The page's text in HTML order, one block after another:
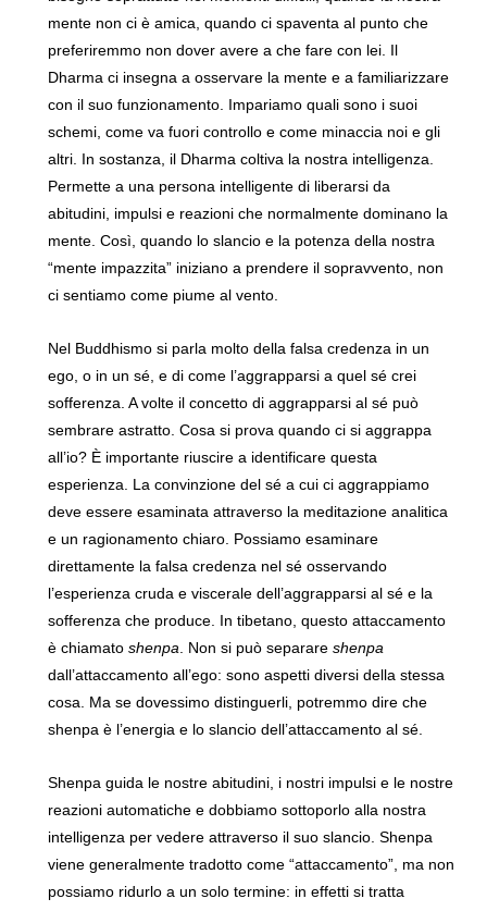
mente non ci è amica, quando ci spaventa al punto che
preferiremmo non dover avere a che fare con lei. Il
Dharma ci insegna a osservare la mente e a familiarizzare
con il suo funzionamento. Impariamo quali sono i suoi
schemi, come va fuori controllo e come minaccia noi e gli
altri. In sostanza, il Dharma coltiva la nostra intelligenza.
Permette a una persona intelligente di liberarsi da
abitudini, impulsi e reazioni che normalmente dominano la
mente. Così, quando lo slancio e la potenza della nostra
“mente impazzita” iniziano a prendere il sopravvento, non
ci sentiamo come piume al vento.
Nel Buddhismo si parla molto della falsa credenza in un
ego, o in un sé, e di come l’aggrapparsi a quel sé crei
sofferenza. A volte il concetto di aggrapparsi al sé può
sembrare astratto. Cosa si prova quando ci si aggrappa
all’io? È importante riuscire a identificare questa
esperienza. La convinzione del sé a cui ci aggrappiamo
deve essere esaminata attraverso la meditazione analitica
e un ragionamento chiaro. Possiamo esaminare
direttamente la falsa credenza nel sé osservando
l’esperienza cruda e viscerale dell’aggrapparsi al sé e la
sofferenza che produce. In tibetano, questo attaccamento
è chiamato shenpa . Non si può separare shenpa
dall’attaccamento all’ego: sono aspetti diversi della stessa
cosa. Ma se dovessimo distinguerli, potremmo dire che
shenpa è l’energia e lo slancio dell’attaccamento al sé.
Shenpa guida le nostre abitudini, i nostri impulsi e le nostre
reazioni automatiche e dobbiamo sottoporlo alla nostra
intelligenza per vedere attraverso il suo slancio. Shenpa
viene generalmente tradotto come “attaccamento”, ma non
possiamo ridurlo a un solo termine: in effetti si tratta